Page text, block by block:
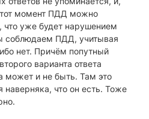
момент ПДД можно
что уже будет нарушением
ПДД, учитывая
нет. Причём попутный
варианта ответа
может и не быть. Там это
наверняка, что он есть. Тоже